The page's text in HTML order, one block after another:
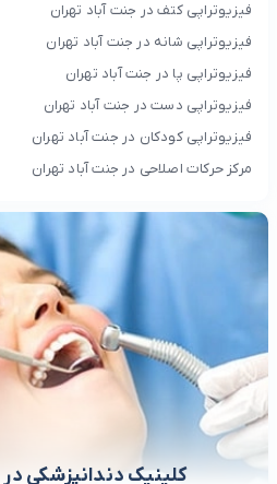
فیزیوتراپی کتف در جنت آباد تهران
فیزیوتراپی شانه در جنت آباد تهران
فیزیوتراپی پا در جنت آباد تهران
فیزیوتراپی دست در جنت آباد تهران
فیزیوتراپی کودکان در جنت آباد تهران
مرکز حرکات اصلاحی در جنت آباد تهران
کلینیک دندانپزشکی در